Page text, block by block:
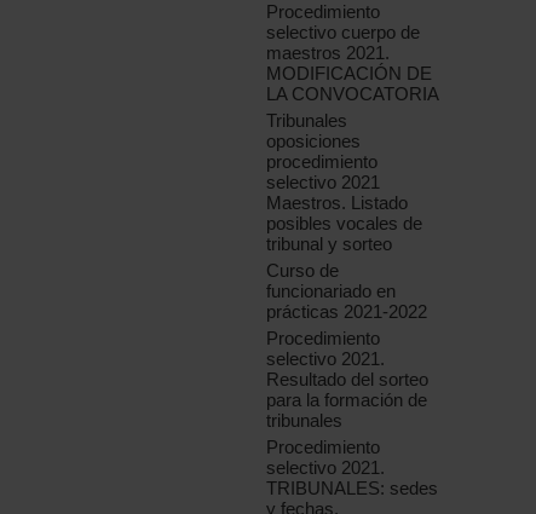
Procedimiento
selectivo cuerpo de
maestros 2021.
MODIFICACIÓN DE
LA CONVOCATORIA
Tribunales
oposiciones
procedimiento
selectivo 2021
Maestros. Listado
posibles vocales de
tribunal y sorteo
Curso de
funcionariado en
prácticas 2021-2022
Procedimiento
selectivo 2021.
Resultado del sorteo
para la formación de
tribunales
Procedimiento
selectivo 2021.
TRIBUNALES: sedes
y fechas.